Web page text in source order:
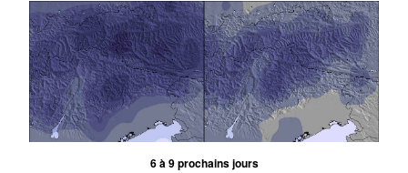
6 à 9 prochains jours